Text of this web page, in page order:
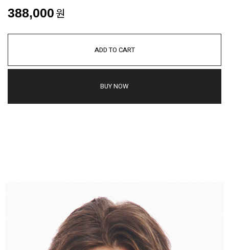
388,000원
ADD TO CART
BUY NOW